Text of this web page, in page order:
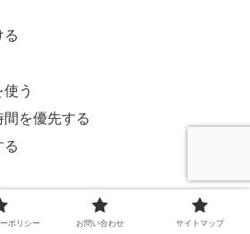
る
う
を優先する
る
ずつ見ていきましょう。
ポリシー お問い合わせ サイトマップ